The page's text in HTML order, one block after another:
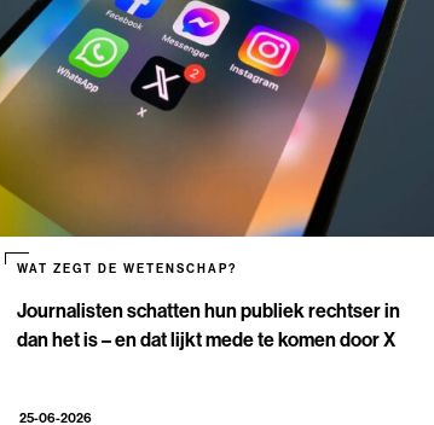
Journalisten schatten hun publiek rechtser in
dan het is – en dat lijkt mede te komen door X
WAT ZEGT DE WETENSCHAP?
25-06-2026